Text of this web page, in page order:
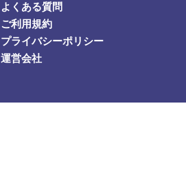
よくある質問
ご利用規約
プライバシーポリシー
運営会社